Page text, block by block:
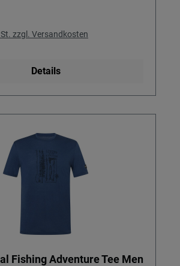
zzgl. Versandkosten
Details
Fishing Adventure Tee Men